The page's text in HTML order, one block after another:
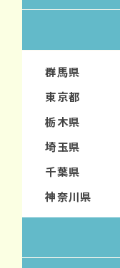
群馬県
東京都
栃木県
埼玉県
千葉県
神奈川県